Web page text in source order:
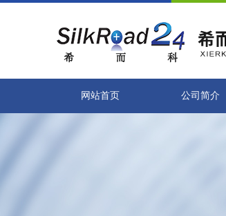
网站首页 公司简介